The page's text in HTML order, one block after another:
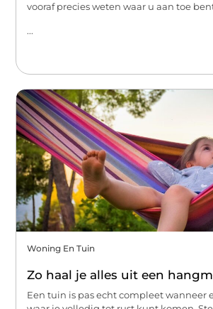
vooraf precies weten waar u aan toe
...
Woning En Tuin
Zo haal je alles uit een
Een tuin is pas echt compleet wanneer